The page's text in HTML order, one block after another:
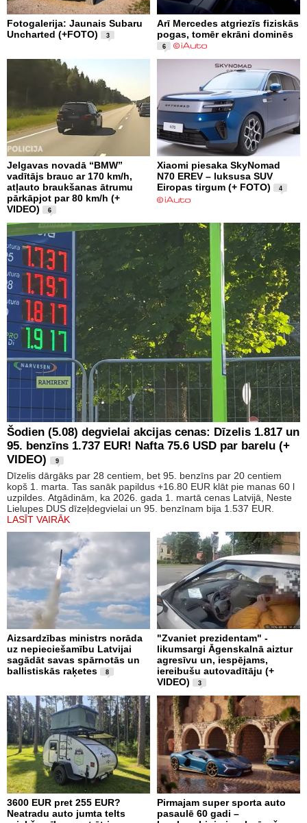
Fotogalerija: Jaunais Subaru
Uncharted (+FOTO)
3
Arī Mercedes atgriezīs fiziskās
pogas, tomēr ekrāni dominēs
6
Jelgavas novadā “BMW”
vadītājs brauc ar 170 km/h,
atļauto braukšanas ātrumu
pārkāpjot par 80 km/h (+
VIDEO)
6
Xiaomi piesaka SkyNomad
N70 EREV – luksusa SUV
Eiropas tirgum (+ FOTO)
4
Šodien (5.08) degvielai akcijas cenas: Dīzelis 1.817 un
95. benzīns 1.737 EUR! Nafta 75.6 USD par barelu (+
VIDEO)
9
Dīzelis dārgāks par 28 centiem, bet 95. benzīns par 20 centiem
kopš 1. marta. Tas sanāk papildus +16.80 EUR klāt pie manas 60 l
uzpildes. Atgādinām, ka 2026. gada 1. martā cenas Latvijā, Neste
Lielupes DUS dīzeļdegvielai un 95. benzīnam bija 1.537 EUR.
LASĪT VAIRĀK
Aizsardzības ministrs norāda
uz nepieciešamību Latvijai
sagādāt savas spārnotās un
ballistiskās raķetes
8
"Zvaniet prezidentam" -
likumsargi Āgenskalnā aiztur
agresīvu un, iespējams,
iereibušu autovadītāju (+
VIDEO)
3
3600 EUR pret 255 EUR?
Neatradu auto jumta telts
Pirmajam super sporta auto
pasaulē 60 gadi –